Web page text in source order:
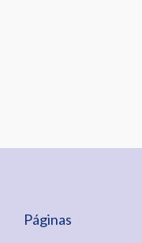
Páginas